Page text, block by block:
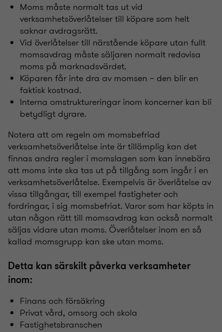
Moms måste normalt tas ut vid
verksamhetsöverlåtelser till köpare som helt
saknar avdragsrätt.
Vid överlåtelser till närstående köpare utan fullt
momsavdrag måste säljaren normalt redovisa
moms på marknadsvärdet.
Köparen får inte dra av momsen – den blir en
faktisk kostnad.
Interna omstruktureringar inom koncerner kan bli
betydligt dyrare.
Notera att om regeln om momsbefriad
verksamhetsöverlåtelse inte är tillämplig kan det
finnas andra regler i momslagen som kan innebära
att moms inte ska tas ut på tillgång som ingår i en
verksamhetsöverlåtelse. Exempelvis är överlåtelse av
vissa tillgångar, till exempel fastigheter och
fordringar, i sig momsbefriat. Varor som har köpts in
utan någon rätt till momsavdrag kan också normalt
säljas vidare utan moms. Överlåtelser inom en så
kallad momsgrupp kan ske utan moms.
Detta kan särskilt påverka verksamheter
inom:
Finans och försäkring
Privat vård, omsorg och skola
Fastighetsbranschen